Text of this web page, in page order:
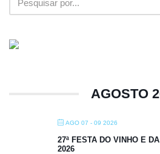
AGOSTO
AGO 07 - 09 2026
27ª FESTA DO VINHO E
2026